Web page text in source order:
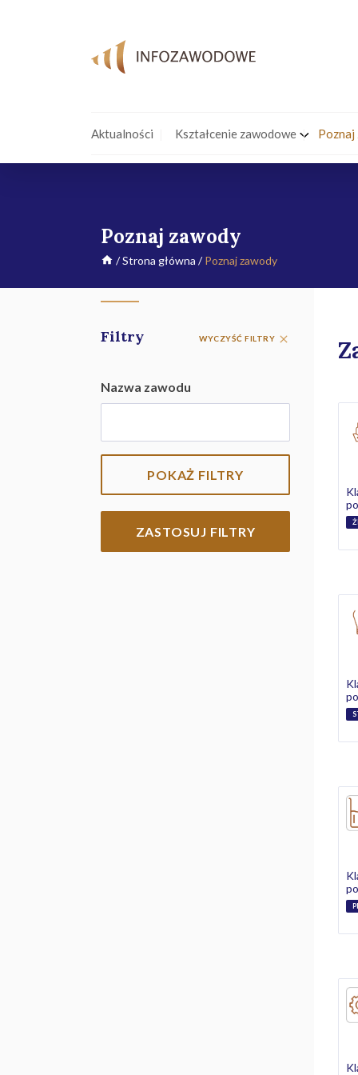
Aktualności Kształcenie zawodowe Poznaj
Poznaj zawody
/Strona główna /Poznaj zawody
Filtry WYCZYŚĆ FILTRY
Nazwa zawodu
POKAŻ FILTRY
ZASTOSUJ FILTRY